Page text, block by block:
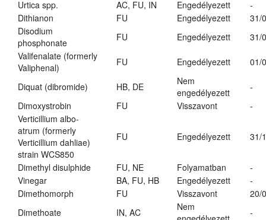
Urtica spp.
AC, FU, IN Engedélyezett
-
Dithianon
FU Engedélyezett
31/
Disodium
phosphonate
FU Engedélyezett
31/
Valifenalate (formerly
Valiphenal)
FU Engedélyezett 01/
Diquat (dibromide) HB, DE
Nem
engedélyezett
-
Dimoxystrobin
FU Visszavont
-
Verticillium albo-
atrum (formerly
Verticillium dahliae)
strain WCS850
FU Engedélyezett 31/
Dimethyl disulphide FU, NE Folyamatban
-
Vinegar
BA, FU, HB Engedélyezett
-
Dimethomorph
FU Visszavont
20/
Dimethoate
IN, AC
Nem
-